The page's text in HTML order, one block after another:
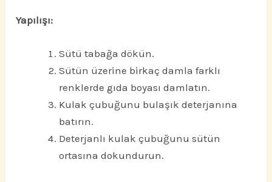
Yapılışı:
Sütü tabağa dökün.
Sütün üzerine birkaç damla farklı
renklerde gıda boyası damlatın.
Kulak çubuğunu bulaşık deterjanına
batırın.
Deterjanlı kulak çubuğunu sütün
ortasına dokundurun.